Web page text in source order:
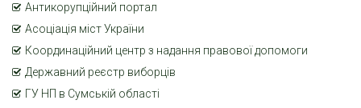
Антикорупційний портал
Асоціація міст України
Координаційний центр з надання правової допомоги
Державний реєстр виборців
ГУ НП в Сумській області